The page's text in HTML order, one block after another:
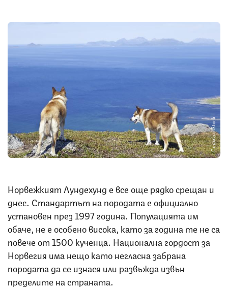
Снимка: iStock
Норвежкият Лундехунд е все още рядко срещан и
днес. Стандартът на породата е официално
установен през 1997 година. Популацията им
обаче, не е особено висока, като за година те не са
повече от 1500 кученца. Национална гордост за
Норвегия има нещо като негласна забрана
породата да се изнася или развъжда извън
пределите на страната.